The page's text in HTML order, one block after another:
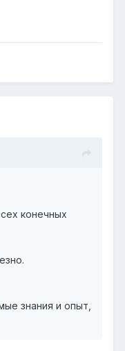
конечных
знания и опыт,